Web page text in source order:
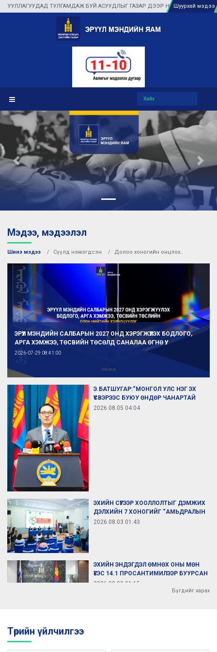
ТУЛГАМДАЖ БУЙ АСУУДЛЫГ ГАЗАР ДЭЭР НЬ ШУУРХАЙШуурхай мэдээ
Previous Next
Мэдээ, мэдээлэл
Шинэ мэдээ Сүүлд нэмэгдсэн Долоо хоногийн онцлох
ЭРҮҮЛ МЭНДИЙН САЛБАРЫН 2027 ОНД ХЭРЭГЖҮҮЛЭХ БОДЛОГО,
АРГА ХЭМЖЭЭ, ТӨСВИЙН ТӨСӨЛД САНАЛАА ӨГНӨ ҮҮ.
2026-07-29 08:41:00
Э.БАТШУГАР:“МОНГОЛ УЛС НЭГ ЭХ
ҮҮСВЭРЭЭС БУЮУ ӨНДӨР ЧАНАРТАЙ
ЭМИЙГ ХЯМД ҮНЭЭР ХУДАЛДАЖ АВНА
2026.08.05 04:04
ЭХИЙН СҮҮГЭЭР ХООЛЛОЛТЫГ ДЭМЖИХ
ДЭЛХИЙН 7 ХОНОГИЙГ “АМЬДРАЛЫН
ЭРҮҮЛ ЭХЛЭЛ” УРИАН ДОР ТЭМДЭГЛЭЖ
2026.08.03 01:43
ЭХИЙН ЭНДЭГДЭЛ ӨМНӨХ ОНЫ МӨН
ҮЕЭС 14.1 ПРОСАНТИМИЛЭЭР БУУРСАН
БАЙНА
2026.08.03 01:15
Бүгдийг харах
Төрийн үйлчилгээ